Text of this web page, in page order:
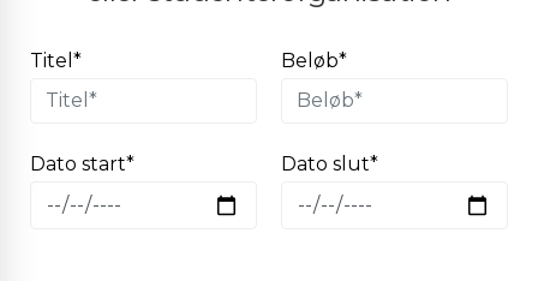
Titel* Beløb*
Dato start* Dato slut*